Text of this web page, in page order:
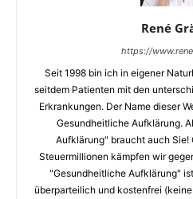
René
https://
Seit 1998 bin ich in eigener
seitdem Patienten mit den
Erkrankungen. Der Name dieser
Gesundheitliche Aufklärung.
Aufklärung" braucht auch Sie!
Steuermillionen kämpfen wir
"Gesundheitliche Aufklärung"
überparteilich und kostenfrei